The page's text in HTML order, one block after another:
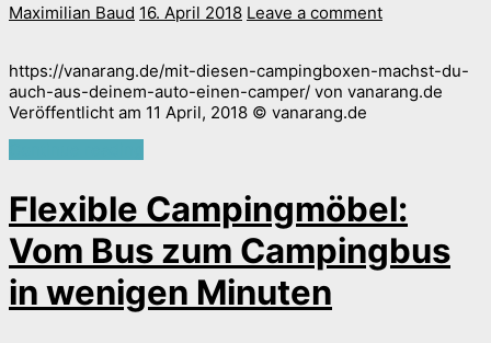
Maximilian Baud 16. April 2018 Leave a comment
https://vanarang.de/mit-diesen-campingboxen-machst-du-
auch-aus-deinem-auto-einen-camper/ von vanarang.de
Veröffentlicht am 11 April, 2018 © vanarang.de
Flexible Campingmöbel:
Vom Bus zum Campingbus
in wenigen Minuten